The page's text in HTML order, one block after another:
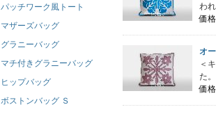
わ
価格
オ
＜
た
価格
パッチワーク風トート
マザーズバッグ
グラニーバッグ
マチ付きグラニーバッグ
ヒップバッグ
ボストンバッグ Ｓ